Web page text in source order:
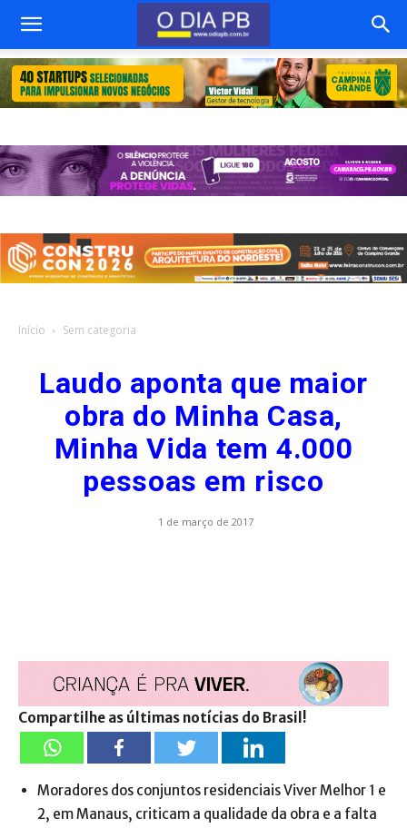
Início Sem categoria
Laudo aponta que maior
obra do Minha Casa,
Minha Vida tem 4.000
pessoas em risco
1 de março de 2017
Compartilhe as últimas notícias do Brasil!
Moradores dos conjuntos residenciais Viver Melhor 1 e
2, em Manaus, criticam a qualidade da obra e a falta